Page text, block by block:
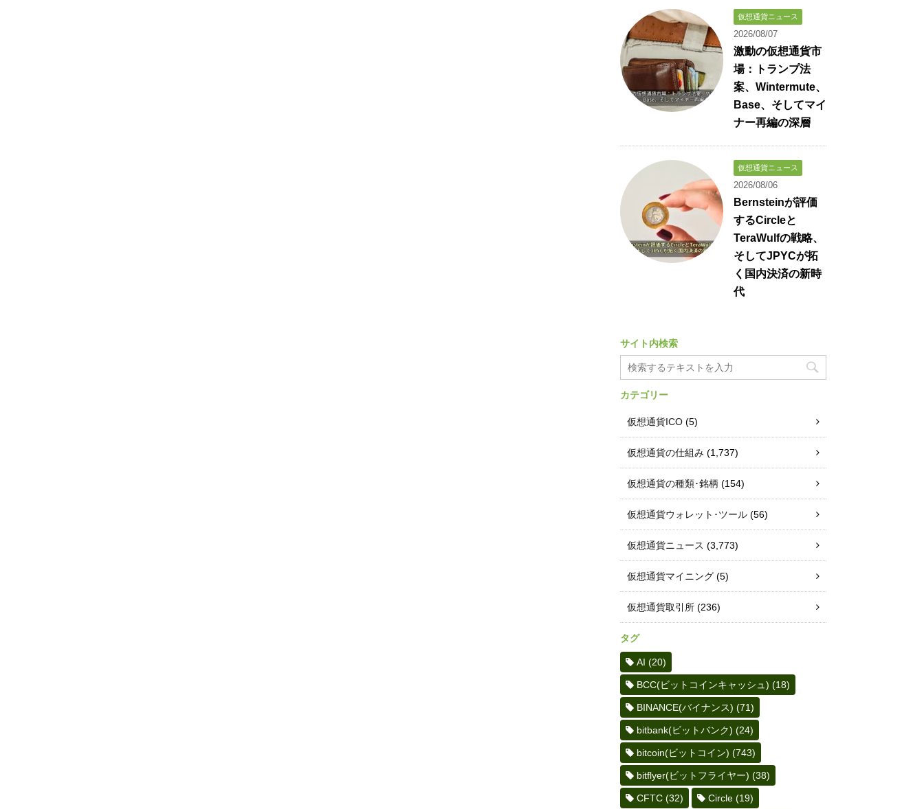
仮想通貨ニュース
2026/08/07
激動の仮想通貨市
場：トランプ法
案、Wintermute、
Base、そしてマイ
ナー再編の深層
仮想通貨ニュース
2026/08/06
Bernsteinが評価
するCircleと
TeraWulfの戦略、
そしてJPYCが拓
く国内決済の新時
代
サイト内検索
カテゴリー
仮想通貨ICO (5)
仮想通貨の仕組み (1,737)
仮想通貨の種類･銘柄 (154)
仮想通貨ウォレット･ツール (56)
仮想通貨ニュース (3,773)
仮想通貨マイニング (5)
仮想通貨取引所 (236)
タグ
AI (20)
BCC(ビットコインキャッシュ) (18)
BINANCE(バイナンス) (71)
bitbank(ビットバンク) (24)
bitcoin(ビットコイン) (743)
bitflyer(ビットフライヤー) (38)
CFTC (32) Circle (19)